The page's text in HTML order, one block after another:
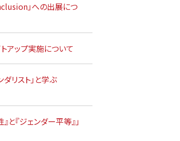
」への出展につ
アップ実施について
リスト」と学ぶ
『ジェンダー平等』」